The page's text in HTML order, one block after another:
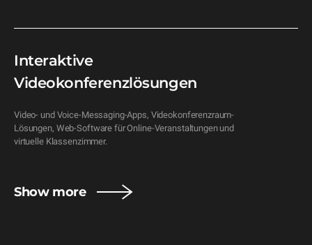
Interaktive
Videokonferenzlösungen
Video- und Voice-Messaging-Apps, Videokonferenzraum-
Lösungen, Web-Software für Online-Veranstaltungen und
virtuelle Klassenzimmer.
Show more